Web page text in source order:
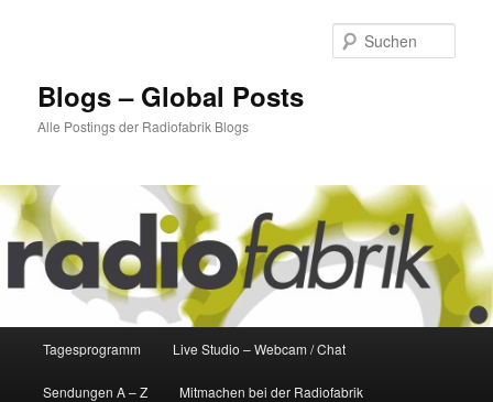
Blogs – Global Posts
Alle Postings der Radiofabrik Blogs
Tagesprogramm Live Studio – Webcam / Chat
Sendungen A – Z Mitmachen bei der Radiofabrik